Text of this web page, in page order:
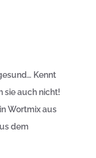
Kennt
sie auch nicht!
Wortmix aus
dem